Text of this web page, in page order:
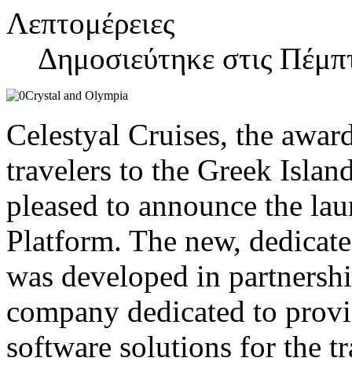
Λεπτομέρειες
Δημοσιεύτηκε στις
Celestyal Cruises, the
travelers to the Greek
pleased to announce the
Platform. The new,
was developed in
company dedicated to
software solutions for the